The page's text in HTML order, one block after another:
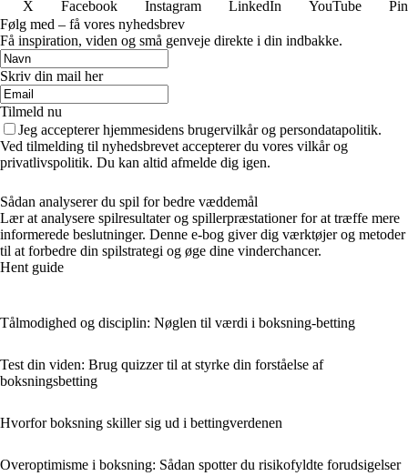
X Facebook Instagram LinkedIn YouTube
Følg med – få vores nyhedsbrev
Få inspiration, viden og små genveje direkte i din indbakke.
Skriv din mail her
Tilmeld nu
Jeg accepterer hjemmesidens brugervilkår og persondatapolitik.
Ved tilmelding til nyhedsbrevet accepterer du vores vilkår og
privatlivspolitik. Du kan altid afmelde dig igen.
Sådan analyserer du spil for bedre væddemål
Lær at analysere spilresultater og spillerpræstationer for at træffe mere
informerede beslutninger. Denne e-bog giver dig værktøjer og metoder
til at forbedre din spilstrategi og øge dine vinderchancer.
Hent guide
Tålmodighed og disciplin: Nøglen til værdi i boksning-betting
Test din viden: Brug quizzer til at styrke din forståelse af
boksningsbetting
Hvorfor boksning skiller sig ud i bettingverdenen
Overoptimisme i boksning: Sådan spotter du risikofyldte forudsigelser